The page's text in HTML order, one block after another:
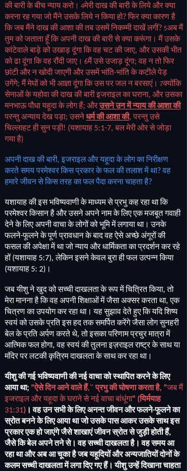
की बारी के बीच न्याय करो। 4मेरी दाख की बारी के लिये और क्या
करना रह गया जो मैंने उसके लिये न किया हो? फिर क्या कारण है
कि जब मैंने दाख की आशा की तब उसमें निकम्मी दाखें लगीं? 5अब मैं
तुम को जताता हूँ कि अपनी दाख की बारी से क्या करूंगा। मैं उसके
कांटेवाले बाड़े को उखाड़ दूंगा कि वह चट की जाए, और उसकी भीत
को ढा दूंगा कि वह रौंदी जाए। 6मैं उसे उजाड़ दूंगा; वह न तो फिर
छांटी और न खोदी जाएगी और उसमें भांति-भांति के कटीले पेड़
उगेंगे; मैं मेघों को भी आज्ञा दूंगा कि उस पर जल न बरसाएं। 7क्योंकि
सेनाओं के यहोवा की दाख की बारी इजराइल का घराना, और उसका
मनभाऊ पौधा यहूदा के लोग हैं; औरउसने उन में न्याय की आशा की
परन्तु अन्याय देख पड़ा; उसने धर्म की आशा की, परन्तु उसे
चिल्लाहट ही सुन पड़ी! (यशायाह 5:1-7, बल मेरी ओर से जोड़ा
गया है)
अपनी दाख की बारी, इजराइल और यहूदा के लोग का निरीक्षण
करते समय परमेश्वर किस प्रकार के फल की तलाश में था? वह
हमारे जीवन से किस तरह का फल पैदा करना चाहता है?
यशायाह की इस भविष्यवाणी के माध्यम से प्रभु कह रहा था कि
परमेश्वर किसान है और उसने अपने नाम के लिए एक मजबूत गवाही
देने के लिए अपनी वाचा के लोगों को भूमि में लगाया था। उनके
फलने-फूलने के पूर्ण प्रावधान के बाद वह ऐसे अच्छे अंगूरों की
फसल की अपेक्षा में था जो न्याय और धार्मिकता का प्रदर्शन कर रहे
हों (यशायाह 5:7), लेकिन इसने केवल बुरा ही फल उत्पन्न किया
(यशायाह 5: 2) ।
जब यीशु ने खुद को सच्ची दाखलता के रूप में चित्रित किया, तो
मेरा मानना ​​है कि वह अपनी शिक्षाओं में जैसा अक्सर करता था, एक
चित्रण का उपयोग कर रहा था। यह सुझाव देते हुए कि यदि शिष्य
स्वयं को उसके प्रति इस हद तक समर्पित करेंगे जैसा लोग सुनहरी
बेल के प्रति अर्पण करते थे, तो इसका परिणाम प्रचुर मात्रा में
आत्मिक फल होगा, वह स्वयं की तुलना इज़राइल राष्ट्र के साथ या
मंदिर पर लटकी कृत्रिम दाखलता के साथ कर रहा था।
यीशु की गई भविष्यवाणी की नई वाचा को स्थापित करने के लिए
आया था; "ऐसे दिन आने वाले हैं,"प्रभु की घोषणा करता है, “जब मैं
इजराइल और यहूदा के घराने से नई वाचा बांधूंगा" (यिर्मयाह
31:31) । वह उन सभी के लिए अनन्त जीवन और फलने-फूलने का
स्रोत बनने के लिए आया था जो उसके पास आकर उसके साथ इस
प्रकार एक हो जाएंगे जैसे शाखाएं जीवन स्रोत से जुड़ी होती हैं,
जैसे कि बेल अपने तने से। वह सच्ची दाखलता है। वह समय आ
रहा था और अब आ चूका है जब यहूदियों और अन्यजातियों दोनों के
कलम सच्ची दाखलता में लगा दिए गए हैं। यीशु उन्हें दिखाना चाहता